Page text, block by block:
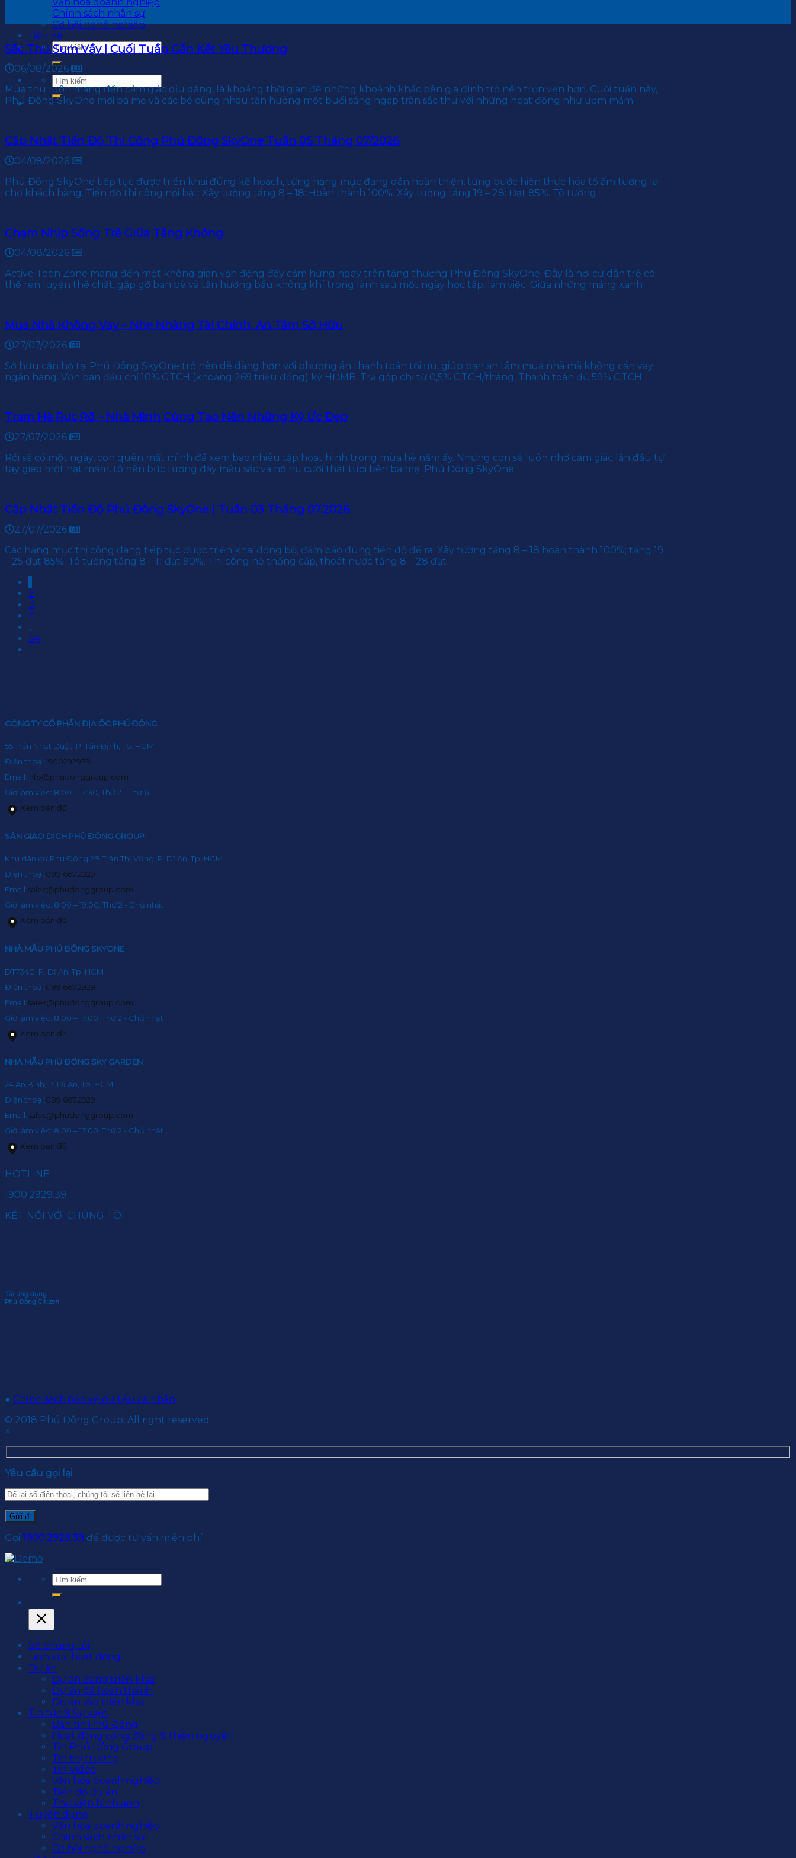
Chính sách nhân sự
Cơ hội nghề nghiệp
Liên hệ
Sắc Thu Sum Vầy | Cuối Tuần Gắn Kết Yêu Thương
06/08/2026
Mùa thu luôn mang đến cảm giác dịu dàng, là khoảng thời gian để những khoảnh khắc bên gia đình trở nên trọn vẹn hơn. Cuối tuần này,
Phú Đông SkyOne mời ba mẹ và các bé cùng nhau tận hưởng một buổi sáng ngập tràn sắc thu với những hoạt động như ươm mầm
Cập Nhật Tiến Độ Thi Công Phú Đông SkyOne Tuần 05 Tháng 07/2026
04/08/2026
Phú Đông SkyOne tiếp tục được triển khai đúng kế hoạch, từng hạng mục đang dần hoàn thiện, từng bước hiện thực hóa tổ ấm tương lai
cho khách hàng. Tiến độ thi công nổi bật: Xây tường tầng 8 – 18: Hoàn thành 100%. Xây tường tầng 19 – 28: Đạt 85%. Tô tường
Chạm Nhịp Sống Trẻ Giữa Tầng Không
04/08/2026
Active Teen Zone mang đến một không gian vận động đầy cảm hứng ngay trên tầng thượng Phú Đông SkyOne. Đây là nơi cư dân trẻ có
thể rèn luyện thể chất, gặp gỡ bạn bè và tận hưởng bầu không khí trong lành sau một ngày học tập, làm việc. Giữa những mảng xanh
Mua Nhà Không Vay – Nhẹ Nhàng Tài Chính, An Tâm Sở Hữu
27/07/2026
Sở hữu căn hộ tại Phú Đông SkyOne trở nên dễ dàng hơn với phương án thanh toán tối ưu, giúp bạn an tâm mua nhà mà không cần vay
ngân hàng. Vốn ban đầu chỉ 10% GTCH (khoảng 269 triệu đồng) ký HĐMB. Trả góp chỉ từ 0,5% GTCH/tháng. Thanh toán đủ 59% GTCH
Trạm Hè Rực Rỡ – Nhà Mình Cùng Tạo Nên Những Ký Ức Đẹp
27/07/2026
Rồi sẽ có một ngày, con quên mất mình đã xem bao nhiêu tập hoạt hình trong mùa hè năm ấy. Nhưng con sẽ luôn nhớ cảm giác lần đầu tự
tay gieo một hạt mầm, tô nên bức tượng đầy màu sắc và nở nụ cười thật tươi bên ba mẹ. Phú Đông SkyOne
Cập Nhật Tiến Độ Phú Đông SkyOne | Tuần 03 Tháng 07.2026
27/07/2026
Các hạng mục thi công đang tiếp tục được triển khai đồng bộ, đảm bảo đúng tiến độ đề ra. Xây tường tầng 8 – 18 hoàn thành 100%; tầng 19
– 25 đạt 85%. Tô tường tầng 8 – 11 đạt 90%. Thi công hệ thống cấp, thoát nước tầng 8 – 28 đạt
2
3
4
…
34
CÔNG TY CỔ PHẦN ĐỊA ỐC PHÚ ĐÔNG
55 Trần Nhật Duật, P. Tân Định, Tp. HCM
Điện thoại:1900292939
Email:info@phudonggroup.com
Giờ làm việc: 8:00 – 17:30, Thứ 2 - Thứ 6
Xem bản đồ
SÀN GIAO DỊCH PHÚ ĐÔNG GROUP
Khu dân cư Phú Đông 2B Trần Thị Vững, P. Dĩ An, Tp. HCM
Điện thoại:089.667.2929
Email:sales@phudonggroup.com
Giờ làm việc: 8:00 – 19:00, Thứ 2 - Chủ nhật
Xem bản đồ
NHÀ MẪU PHÚ ĐÔNG SKYONE
DT734C, P. Dĩ An, Tp. HCM
Điện thoại:089.667.2929
Email:sales@phudonggroup.com
Giờ làm việc: 8:00 – 17:00, Thứ 2 - Chủ nhật
Xem bản đồ
NHÀ MẪU PHÚ ĐÔNG SKY GARDEN
24 An Bình, P. Dĩ An, Tp. HCM
Điện thoại:089.667.2929
Email:sales@phudonggroup.com
Giờ làm việc: 8:00 – 17:00, Thứ 2 - Chủ nhật
Xem bản đồ
HOTLINE
1900.2929.39
KẾT NỐI VỚI CHÚNG TÔI
Tải ứng dụng
Phú Đông Citizen
● Chính sách bảo vệ dữ liệu cá nhân
© 2018 Phú Đông Group, All right reserved.
×
Yêu cầu gọi lại
Gọi 1900.2929.39 để được tư vấn miễn phí
Về chúng tôi
Lĩnh vực hoạt động
Dự án
Dự án đang triển khai
Dự án đã hoàn thành
Dự án sắp triển khai
Tin tức & Sự kiện
Bản tin Phú Đông
Hoạt động cộng đồng & thiện nguyện
Tin Phú Đông Group
Tin thị trường
Tin Video
Văn hóa doanh nghiệp
Tiến độ dự án
Thư viện hình ảnh
Tuyển dụng
Văn hoá doanh nghiệp
Chính sách nhân sự
Cơ hội nghề nghiệp